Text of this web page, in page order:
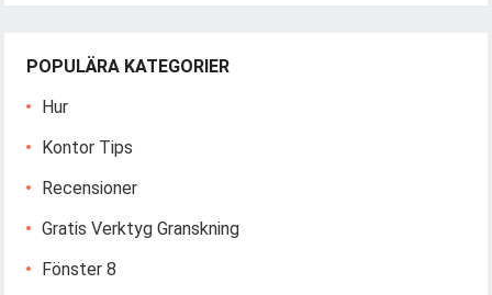
POPULÄRA KATEGORIER
Hur
Kontor Tips
Recensioner
Gratis Verktyg Granskning
Fönster 8